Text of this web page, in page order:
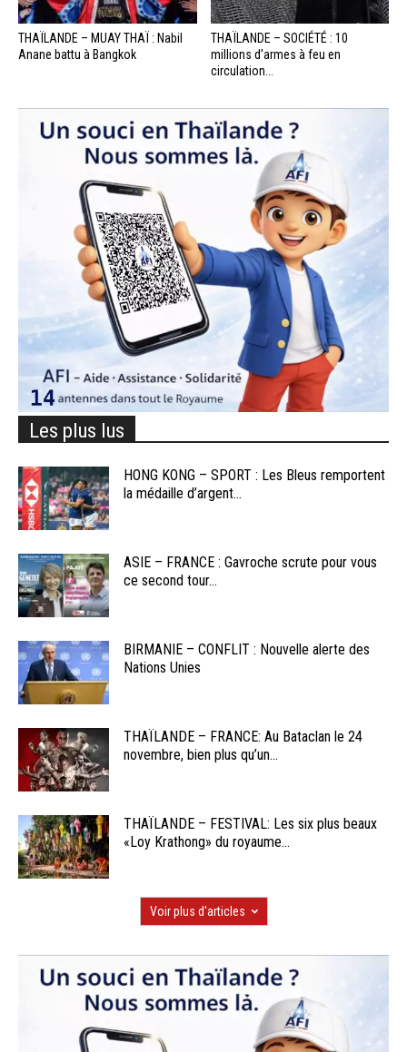
THAÏLANDE – MUAY THAÏ : Nabil
Anane battu à Bangkok
THAÏLANDE – SOCIÉTÉ : 10
millions d’armes à feu en
circulation...
Les plus lus
HONG KONG – SPORT : Les Bleus remportent
la médaille d’argent...
ASIE – FRANCE : Gavroche scrute pour vous
ce second tour...
BIRMANIE – CONFLIT : Nouvelle alerte des
Nations Unies
THAÏLANDE – FRANCE: Au Bataclan le 24
novembre, bien plus qu’un...
THAÏLANDE – FESTIVAL: Les six plus beaux
«Loy Krathong» du royaume...
Voir plus d'articles